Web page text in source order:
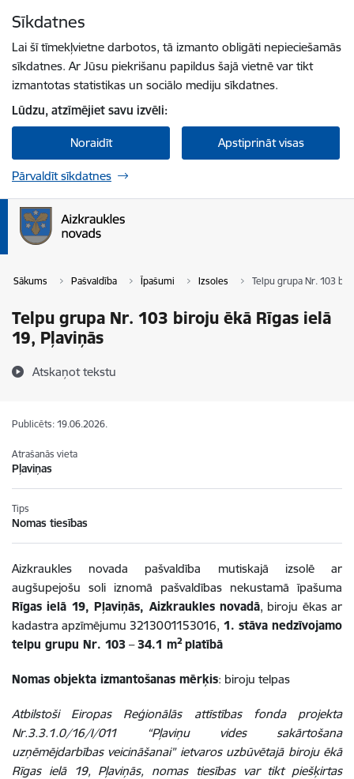
Sīkdatnes
Lai šī tīmekļvietne darbotos, tā izmanto obligāti nepieciešamās
sīkdatnes. Ar Jūsu piekrišanu papildus šajā vietnē var tikt
izmantotas statistikas un sociālo mediju sīkdatnes.
Lūdzu, atzīmējiet savu izvēli:
Noraidīt Apstiprināt visas
Pārvaldīt sīkdatnes
Sākums Pašvaldība Īpašumi Izsoles Telpu grupa Nr. 103
Telpu grupa Nr. 103 biroju ēkā Rīgas ielā
19, Pļaviņās
Atskaņot tekstu
Publicēts: 19.06.2026.
Atrašanās vieta
Pļaviņas
Tips
Nomas tiesības
Aizkraukles novada pašvaldība mutiskajā izsolē ar
augšupejošu soli iznomā pašvaldības nekustamā īpašuma
Rīgas ielā 19, Pļaviņās, Aizkraukles novadā, biroju ēkas ar
kadastra apzīmējumu 3213001153016, 1. stāva nedzīvojamo
telpu grupu Nr. 103 –34.1 m2 platībā
Nomas objekta izmantošanas mērķis: biroju telpas
Atbilstoši Eiropas Reģionālās attīstības fonda projekta
Nr.3.3.1.0/16/I/011 “Pļaviņu vides sakārtošana
uzņēmējdarbības veicināšanai” ietvaros uzbūvētajā biroju ēkā
Rīgas ielā 19, Pļaviņās, nomas tiesības var tikt piešķirtas